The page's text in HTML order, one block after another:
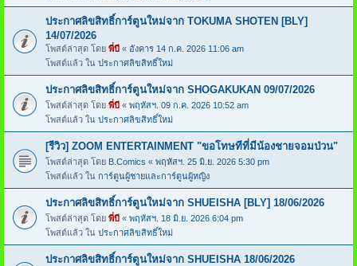
ประกาศลิขสิทธิ์การ์ตูนใหม่จาก TOKUMA SHOTEN [BLY]
14/07/2026
โพสต์ล่าสุด โดย พี่บี « อังคาร 14 ก.ค. 2026 11:06 am
โพสต์แล้ว ใน ประกาศลิขสิทธิ์ใหม่
ประกาศลิขสิทธิ์การ์ตูนใหม่จาก SHOGAKUKAN 09/07/2026
โพสต์ล่าสุด โดย พี่บี « พฤหัสฯ. 09 ก.ค. 2026 10:52 am
โพสต์แล้ว ใน ประกาศลิขสิทธิ์ใหม่
[รีวิว] ZOOM ENTERTAINMENT "ขอโทษทีที่มีน้องชายจอมป่วน"
โพสต์ล่าสุด โดย B.Comics « พฤหัสฯ. 25 มิ.ย. 2026 5:30 pm
โพสต์แล้ว ใน การ์ตูนผู้ชายและการ์ตูนผู้หญิง
ประกาศลิขสิทธิ์การ์ตูนใหม่จาก SHUEISHA [BLY] 18/06/2026
โพสต์ล่าสุด โดย พี่บี « พฤหัสฯ. 18 มิ.ย. 2026 6:04 pm
โพสต์แล้ว ใน ประกาศลิขสิทธิ์ใหม่
ประกาศลิขสิทธิ์การ์ตูนใหม่จาก SHUEISHA 18/06/2026